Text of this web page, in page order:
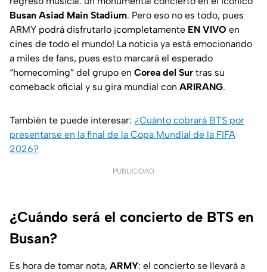
Busan Asiad Main Stadium. Pero eso no es todo, pues
ARMY podrá disfrutarlo ¡completamente EN VIVO en
cines de todo el mundo! La noticia ya está emocionando
a miles de fans, pues esto marcará el esperado
“homecoming” del grupo en Corea del Sur tras su
comeback oficial y su gira mundial con ARIRANG.
También te puede interesar: ¿Cuánto cobrará BTS por
presentarse en la final de la Copa Mundial de la FIFA
2026?
PUBLICIDAD
¿Cuándo será el concierto de BTS en
Busan?
Es hora de tomar nota, ARMY: el concierto se llevará a